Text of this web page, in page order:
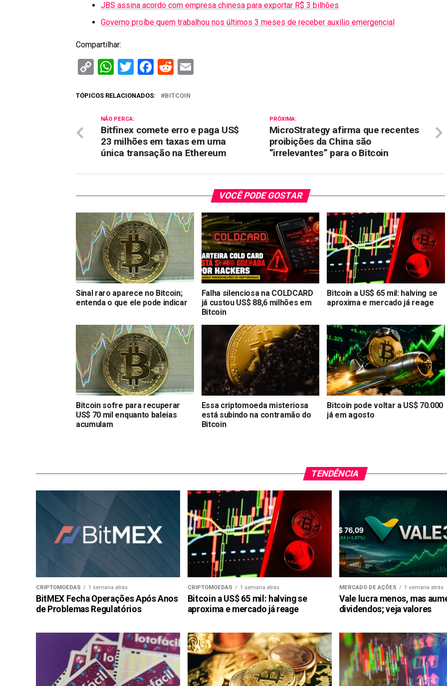
JBS assina acordo com empresa chinesa para exportar R$ 3 bilhões
Governo proíbe quem trabalhou nos últimos 3 meses de receber auxílio emergencial
Compartilhar:
CopyWhatsApp
Twitter
Facebook
Reddit
TÓPICOS RELACIONADOS: BITCOIN
PRÓXIMA:
MicroStrategy afirma que recentes
proibições da China são
“irrelevantes” para o Bitcoin
NÃO PERCA:
Bitfinex comete erro e paga US$
23 milhões em taxas em uma
única transação na Ethereum
VOCÊ PODE GOSTAR
Sinal raro aparece no Bitcoin;
entenda o que ele pode indicar
Falha silenciosa na COLDCARD
já custou US$ 88,6 milhões em
Bitcoin
Bitcoin a US$ 65 mil: halving se
aproxima e mercado já reage
Bitcoin sofre para recuperar
US$ 70 mil enquanto baleias
acumulam
Essa criptomoeda misteriosa
está subindo na contramão do
Bitcoin
Bitcoin pode voltar a US$ 70.000
já em agosto
TENDÊNCIA
CRIPTOMOEDAS 1 semana atrás
BitMEX Fecha Operações Após Anos
de Problemas Regulatórios
CRIPTOMOEDAS 1 semana atrás
Bitcoin a US$ 65 mil: halving se
aproxima e mercado já reage
MERCADO DE AÇÕES 1 semana atrás
Vale lucra menos, mas
dividendos; veja valores